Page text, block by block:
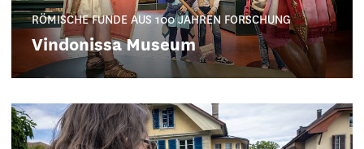
RÖMISCHE FUNDE AUS 100 JAHREN FORSCHUNG
Vindonissa Museum